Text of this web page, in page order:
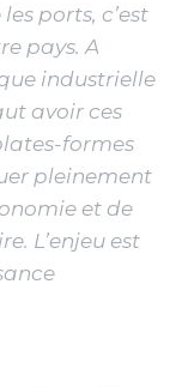
ports, c’est
pays. A
industrielle
avoir ces
formes
pleinement
et de
L’enjeu est